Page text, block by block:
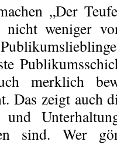
„Der
weniger
merklich
Das zeigt auch
und
sind. Wer